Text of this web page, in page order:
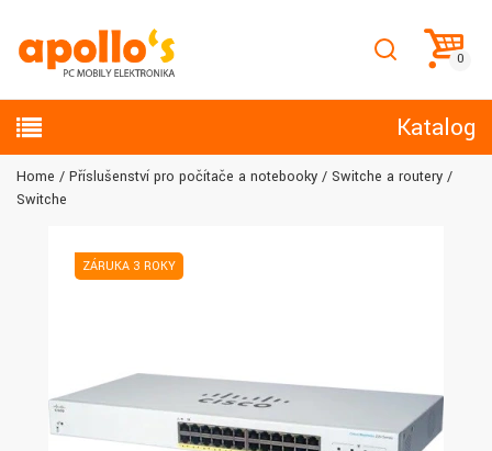
Katalog
Home Příslušenství pro počítače a notebooky
Switche a routery
Switche
ZÁRUKA 3 ROKY